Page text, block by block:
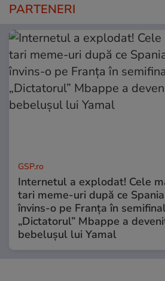
PARTENERI
GSP.ro
Internetul a explodat! Cele
tari meme-uri după ce
învins-o pe Franța în
„Dictatorul” Mbappe a
bebelușul lui Yamal